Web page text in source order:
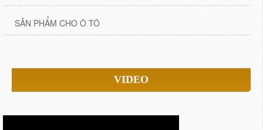
SẢN PHẨM CHO Ô TÔ
VIDEO